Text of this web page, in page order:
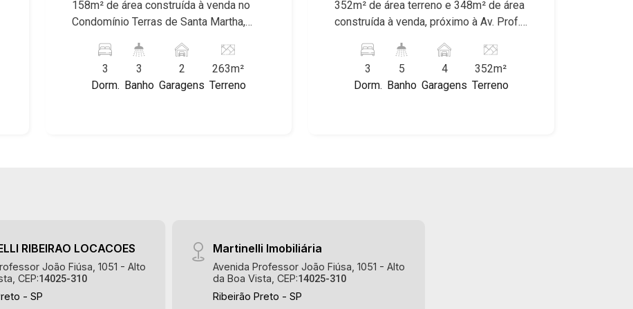
Borda do Parque, Borda da Mata, Bela
Vista, Terras Alpha, Alphaville I, II e III,
Jardim Nova Aliança Sul, Alto do Vale,
Colina do Golfe, Terras de Florença,
Terras de Siena, Quinta dos Ventos,
Figueira Branca, Pirangueira, Jardim
Saint Gerard, Buritis, Quinta da Boa
Vista, Santorini, Siena, Alto do Castelo,
Portal da Mata, Villa Dei Fiori, Vivendas
158m² de área construída à venda no
Condomínio Terras de Santa Martha,
Terras de Santa Martha, Ribeirão
Preto/SP. Conheça as características
deste imóvel que a Martinelli
Martinelli Imobiliária, referência no
mercado imobiliário desde 2000.
Lançamentos! Avenida João Fiúsa,
3
Dorm.
3
Banho
2
Garagens
263m²
Terreno
352m² de área terreno e 348m² de área
construída à venda, próximo à Av. Prof.
Ribeirão Preto/SP. Conheça as
características deste imóvel que a
Martinelli Imobiliária selecionou para
de alto padrão, somos especialistas na
3
Dorm.
5
Banho
4
Garagens
352m²
Terreno
RIBEIRAO LOCACOES
João Fiúsa, 1051 - Alto
CEP:14025-310
- SP
Martinelli Imobiliária
Avenida Professor João Fiúsa, 1051 - Alto
da Boa Vista, CEP:14025-310
Ribeirão Preto - SP